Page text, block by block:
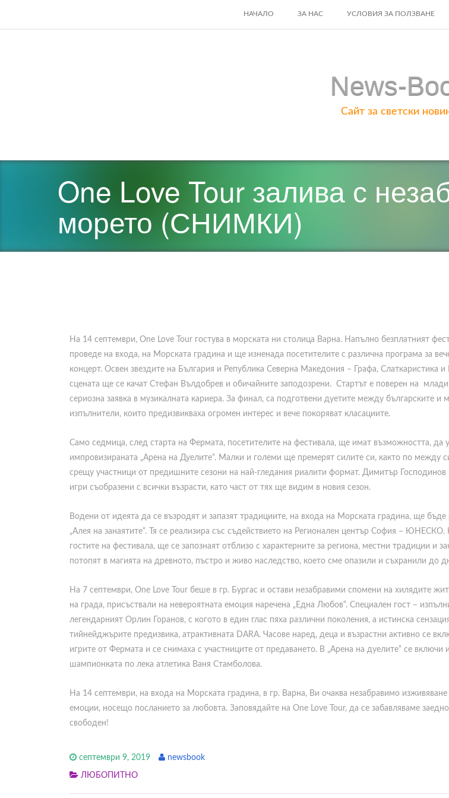
SKIP
НАЧАЛО ЗА НАС УСЛОВИЯ ЗА ПОЛЗВАНЕ
News-
Сайт за светски
One Love Tour залива с
морето (СНИМКИ)
На 14 септември, One Love Tour гостува в морската ни столица Варна. Напълно безплатният
проведе на входа, на Морската градина и ще изненада посетителите с различна програма за
концерт. Освен звездите на България и Република Северна Македония – Графа, Слаткаристика и
сцената ще се качат Стефан Вълдобрев и обичайните заподозрени. Стартът е поверен на млади
сериозна заявка в музикалната кариера. За финал, са подготвени дуетите между българските и
изпълнители, които предизвикваха огромен интерес и вече покоряват класациите.
Само седмица, след старта на Фермата, посетителите на фестивала, ще имат възможността, да
импровизираната „Арена на Дуелите“. Малки и големи ще премерят силите си, както по между
срещу участници от предишните сезони на най-гледания риалити формат. Димитър Господинов
игри съобразени с всички възрасти, като част от тях ще видим в новия сезон.
Водени от идеята да се възродят и запазят традициите, на входа на Морската градина, ще бъде
„Алея на занаятите“. Тя се реализира със съдействието на Регионален център София – ЮНЕСКО.
гостите на фестивала, ще се запознаят отблизо с характерните за региона, местни традиции и
потопят в магията на древното, пъстро и живо наследство, което сме опазили и съхранили до
На 7 септември, One Love Tour беше в гр. Бургас и остави незабравими спомени на хилядите
на града, присъствали на невероятната емоция наречена „Една Любов“. Специален гост –
легендарният Орлин Горанов, с когото в един глас пяха различни поколения, а истинска
тийнейджърите предизвика, атрактивната DARA. Часове наред, деца и възрастни активно се
игрите от Фермата и се снимаха с участниците от предаването. В „Арена на дуелите“ се включи и
шампионката по лека атлетика Ваня Стамболова.
На 14 септември, на входа на Морската градина, в гр. Варна, Ви очаква незабравимо изживяване
емоции, носещо посланието за любовта. Заповядайте на One Love Tour, да се забавляваме
свободен!
септември 9, 2019 newsbook
ЛЮБОПИТНО